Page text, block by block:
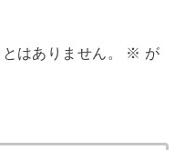
はありません。 ※ が